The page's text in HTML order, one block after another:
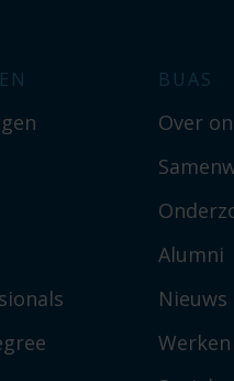
BUAS
Over
Alumni
Nieuws